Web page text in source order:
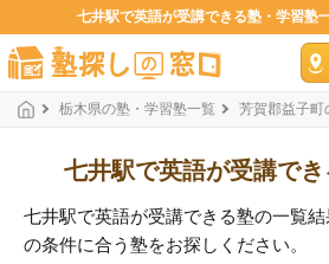
七井駅で英語が受講できる塾・学習塾
栃木県の塾・学習塾一覧 芳賀郡益子町
七井駅で英語が受講で
七井駅で英語が受講できる塾の一覧
の条件に合う塾をお探しください。